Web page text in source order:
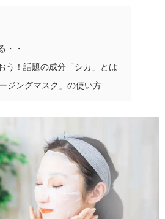
・・
う！話題の成分「シカ」とは
ジングマスク」の使い方